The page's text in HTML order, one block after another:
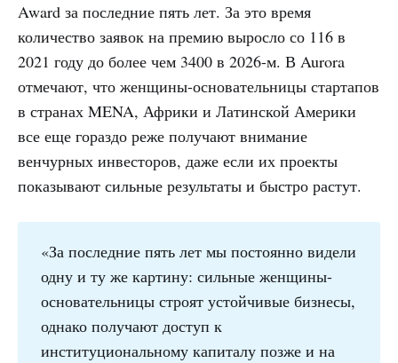
Award за последние пять лет. За это время
количество заявок на премию выросло со 116 в
2021 году до более чем 3400 в 2026-м. В Aurora
отмечают, что женщины-основательницы стартапов
в странах MENA, Африки и Латинской Америки
все еще гораздо реже получают внимание
венчурных инвесторов, даже если их проекты
показывают сильные результаты и быстро растут.
«За последние пять лет мы постоянно видели
одну и ту же картину: сильные женщины-
основательницы строят устойчивые бизнесы,
однако получают доступ к
институциональному капиталу позже и на